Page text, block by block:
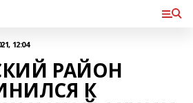
12:04
РАЙОН
К